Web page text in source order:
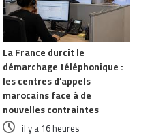
La France durcit le
démarchage téléphonique :
les centres d’appels
marocains face à de
nouvelles contraintes
il y a 16 heures